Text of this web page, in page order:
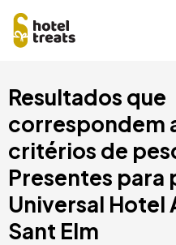
para
conteúdo
principal
Resultados que
correspondem
critérios de
Presentes para
Universal Hotel
Sant Elm